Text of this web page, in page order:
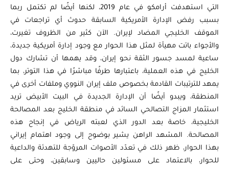
التي استهدفت أرامكو في عام 2019، لكنها أيضًا لم تكتمل ربما
بسبب رفض الإدارة الأمريكية السابقة حدوث أي تراجعات في
الموقف الخليجي المضاد لإيران. الآن كثير من الظروف تغيرت،
والأجواء باتت مهيأة لمثل هذا الحوار مع وجود إدارة أمريكية جديدة،
ساعية لمسد جسور الثقة نحو إيران، وقد يهمها أن تشارك دول
الخليج في هذه العملية، باعتبارها طرفًا مباشرًا في هذا التوتر، بما
يمهد للترتيبات القادمة بخصوص ملف إيران النووي وملفات أخرى في
المنطقة، ويبدو أيضًا أن الإدارة الجديدة في البيت الأبيض تريد
استثمار المزاج التصالحي السائد في منطقة الخليج بعد المصالحة
الخليجية، خاصة بعد الدور الذي لعبته الرياض في إنجاح هذه
المصالحة. المشهد الراهن يشير بوضوح إلى وجود اهتمام إيراني
بهذا الحوار، ظهر ذلك في تعدّد الأصوات المروّجة للتهدئة والداعية
للحوار، بالاعتماد على مسئولين حاليين وسابقين، وحتى على